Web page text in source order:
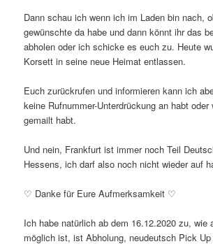
Dann schau ich wenn ich im Laden bin nach,
gewünschte da habe und dann könnt ihr das
abholen oder ich schicke es euch zu. Heute
Korsett in seine neue Heimat entlassen.
Euch zurückrufen und informieren kann ich
keine Rufnummer-Unterdrückung an habt oder
gemailt habt.
Und nein, Frankfurt ist immer noch Teil
Hessens, ich darf also noch nicht wieder auf
♡ Danke für Eure Aufmerksamkeit ♡
Ich habe natürlich ab dem 16.12.2020 zu, wie
möglich ist, ist Abholung, neudeutsch Pick Up